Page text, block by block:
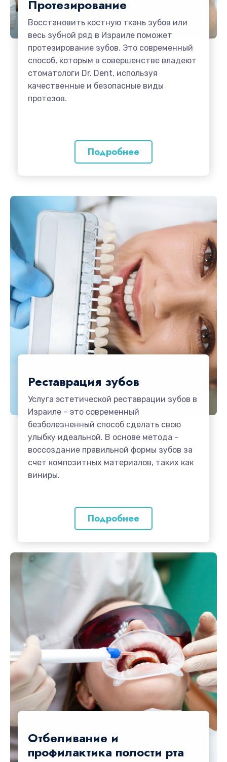
Протезирование
Восстановить костную ткань зубов или
весь зубной ряд в Израиле поможет
протезирование зубов. Это современный
способ, которым в совершенстве владеют
стоматологи Dr. Dent, используя
качественные и безопасные виды
протезов.
Подробнее
Реставрация зубов
Услуга эстетической реставрации зубов в
Израиле – это современный
безболезненный способ сделать свою
улыбку идеальной. В основе метода –
воссоздание правильной формы зубов за
счет композитных материалов, таких как
виниры.
Подробнее
Отбеливание и
профилактика полости рта